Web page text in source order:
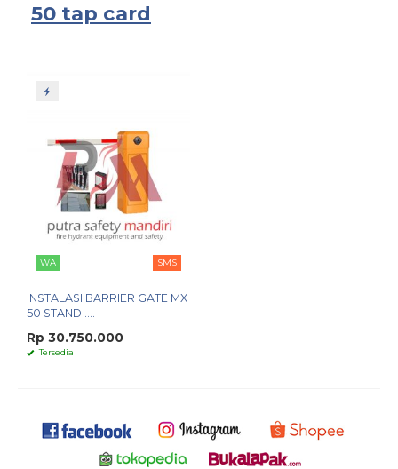
50 tap card
WA SMS
INSTALASI BARRIER GATE MX
50 STAND ....
Rp 30.750.000
Tersedia